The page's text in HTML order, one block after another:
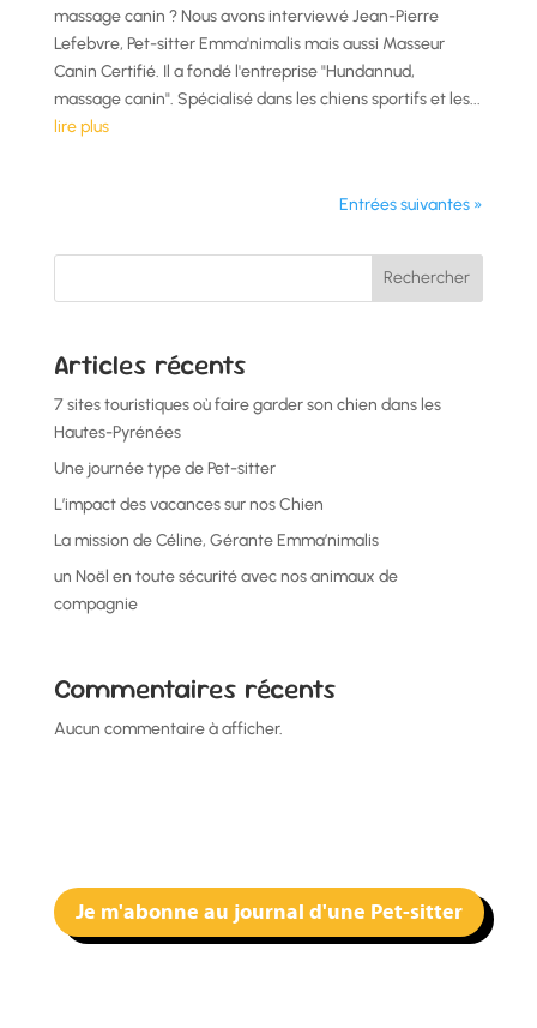
massage canin ? Nous avons interviewé Jean-Pierre
Lefebvre, Pet-sitter Emma'nimalis mais aussi Masseur
Canin Certifié. Il a fondé l'entreprise "Hundannud,
massage canin". Spécialisé dans les chiens sportifs et les...
lire plus
Entrées suivantes »
Rechercher
Articles récents
7 sites touristiques où faire garder son chien dans les
Hautes-Pyrénées
Une journée type de Pet-sitter
L’impact des vacances sur nos Chien
La mission de Céline, Gérante Emma’nimalis
un Noël en toute sécurité avec nos animaux de
compagnie
Commentaires récents
Aucun commentaire à afficher.
Je m'abonne au journal d'une Pet-sitter